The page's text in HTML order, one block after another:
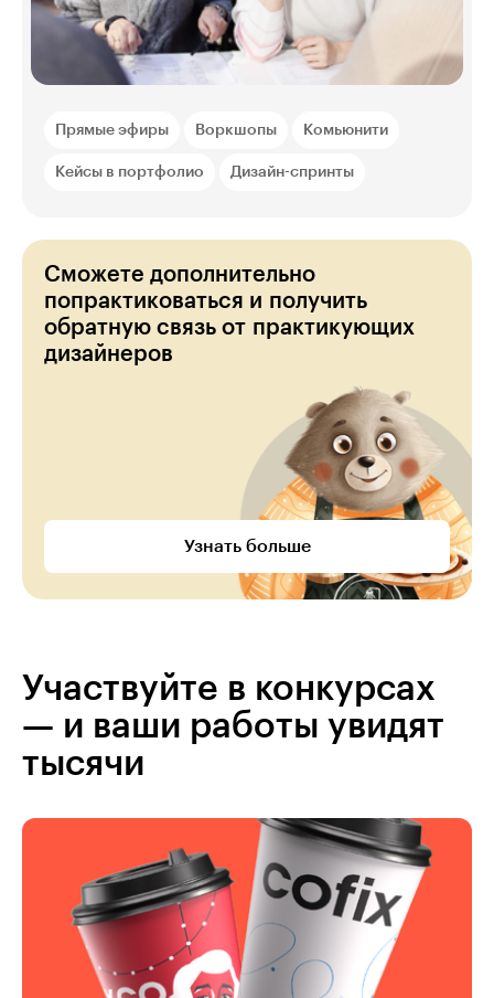
Прямые эфиры Воркшопы Комьюнити
Кейсы в портфолио Дизайн-спринты
Сможете дополнительно
попрактиковаться и получить
обратную связь от практикующих
дизайнеров
Узнать больше
Участвуйте в конкурсах
— и ваши работы увидят
тысячи